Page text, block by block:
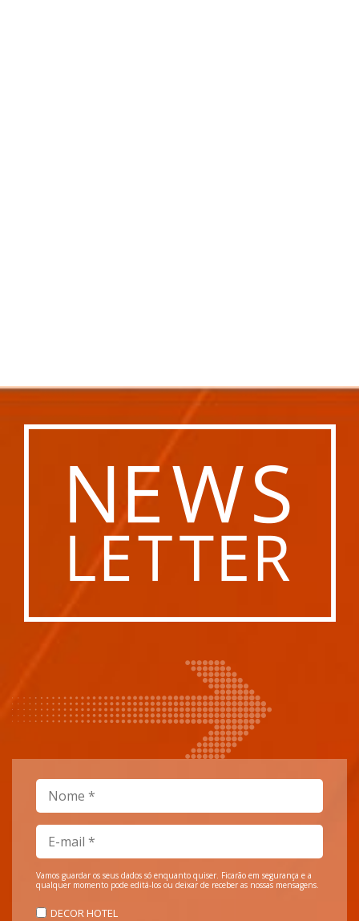
Vamos guardar os seus dados só enquanto quiser. Ficarão em segurança e a
qualquer momento pode editá-los ou deixar de receber as nossas mensagens.
DECOR HOTEL